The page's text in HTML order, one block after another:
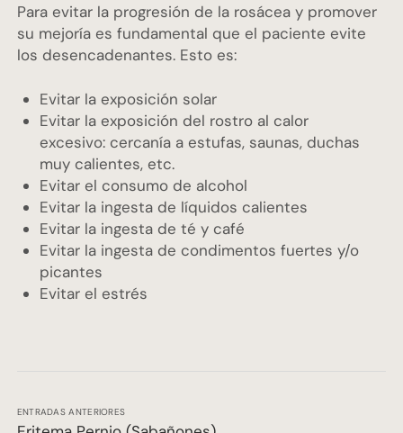
Para evitar la progresión de la rosácea y promover
su mejoría es fundamental que el paciente evite
los desencadenantes. Esto es:
Evitar la exposición solar
Evitar la exposición del rostro al calor
excesivo: cercanía a estufas, saunas, duchas
muy calientes, etc.
Evitar el consumo de alcohol
Evitar la ingesta de líquidos calientes
Evitar la ingesta de té y café
Evitar la ingesta de condimentos fuertes y/o
picantes
Evitar el estrés
ENTRADAS ANTERIORES